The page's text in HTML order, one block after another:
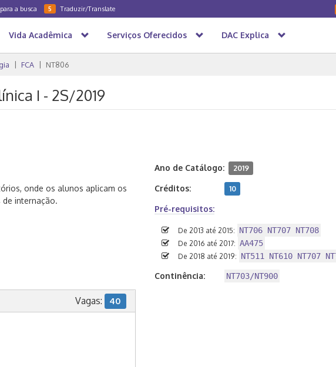
a busca 5 Traduzir/Translate
Vida Acadêmica Serviços Oferecidos DAC Explica
FCA NT806
I - 2S/2019
onde os alunos aplicam os
internação.
Ano de Catálogo: 2019
Créditos: 10
Pré-requisitos:
De 2013 até 2015: NT706 NT707 NT708
De 2016 até 2017: AA475
De 2018 até 2019: NT511 NT610 NT707
Continência: NT703/NT900
Vagas: 40